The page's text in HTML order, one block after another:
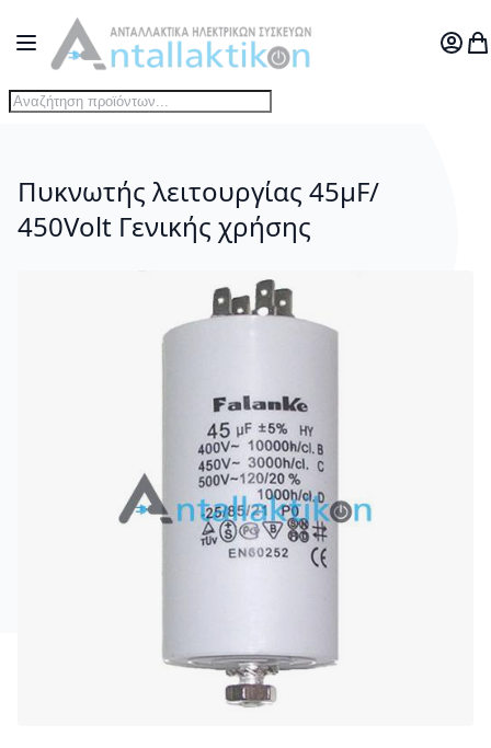
Μετάβαση στο περιεχόμενο
Toggle Nav
Ο
Πυκνωτής λειτουργίας 45μF/
450Volt Γενικής χρήσης